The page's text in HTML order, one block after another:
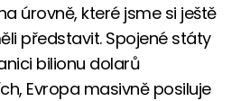
úrovně, které jsme si ještě
představit. Spojené státy
bilionu dolarů
Evropa masivně posiluje